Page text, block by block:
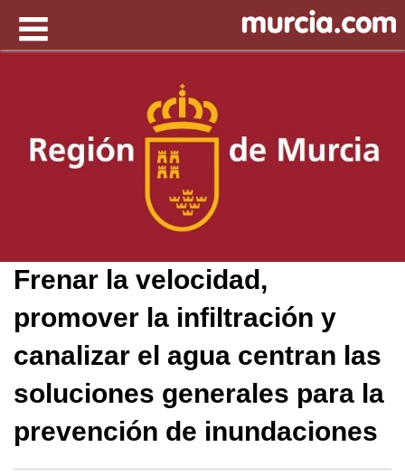
Frenar la velocidad,
promover la infiltración y
canalizar el agua centran las
soluciones generales para la
prevención de inundaciones